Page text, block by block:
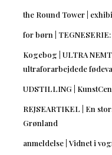
the Round Tower |
for børn |
Kogebog | ULTRA
ultraforarbejdede
UDSTILLING |
REJSEARTIKEL | En
Grønland
anmeldelse | Vidnet i